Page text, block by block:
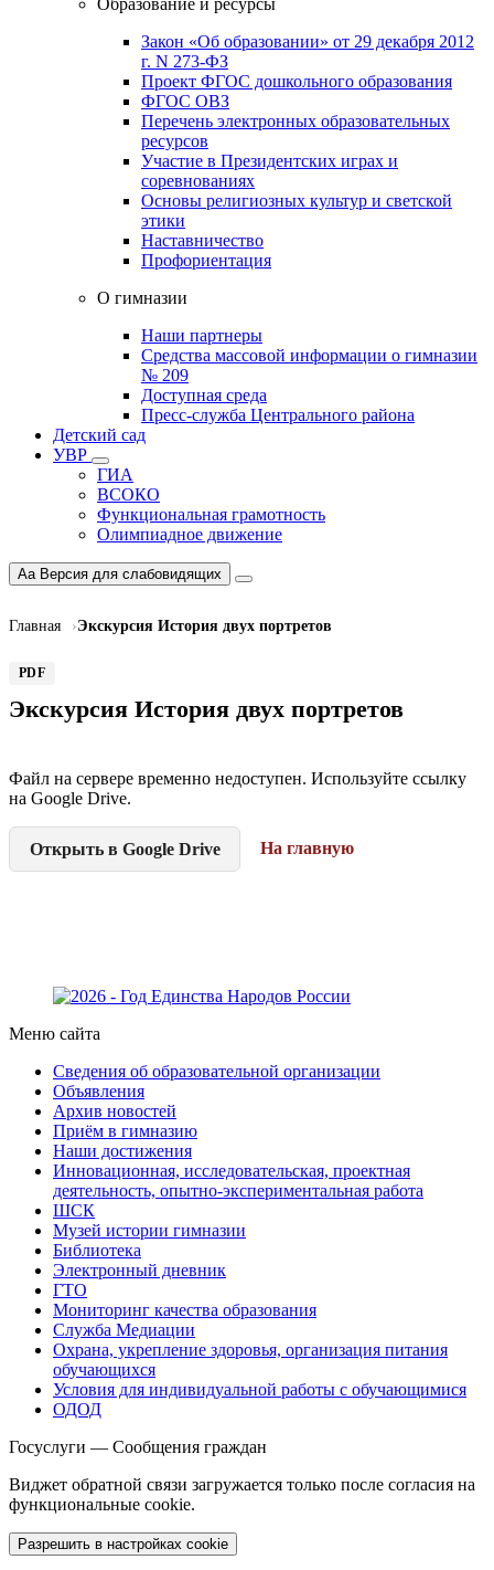
Образование и ресурсы
Закон «Об образовании» от 29 декабря 2012
г. N 273-ФЗ
Проект ФГОС дошкольного образования
ФГОС ОВЗ
Перечень электронных образовательных
ресурсов
Участие в Президентских играх и
соревнованиях
Основы религиозных культур и светской
этики
Наставничество
Профориентация
О гимназии
Наши партнеры
Средства массовой информации о гимназии
№ 209
Доступная среда
Пресс-служба Центрального района
Детский сад
УВР
ГИА
ВСОКО
Функциональная грамотность
Олимпиадное движение
Aa Версия для слабовидящих
Главная Экскурсия История двух портретов
PDF
Экскурсия История двух портретов
Файл на сервере временно недоступен. Используйте ссылку
на Google Drive.
Открыть в Google Drive На главную
Меню сайта
Сведения об образовательной организации
Объявления
Архив новостей
Приём в гимназию
Наши достижения
Инновационная, исследовательская, проектная
деятельность, опытно-экспериментальная работа
ШСК
Музей истории гимназии
Библиотека
Электронный дневник
ГТО
Мониторинг качества образования
Служба Медиации
Охрана, укрепление здоровья, организация питания
обучающихся
Условия для индивидуальной работы с обучающимися
ОДОД
Госуслуги — Сообщения граждан
Виджет обратной связи загружается только после согласия на
функциональные cookie.
Разрешить в настройках cookie